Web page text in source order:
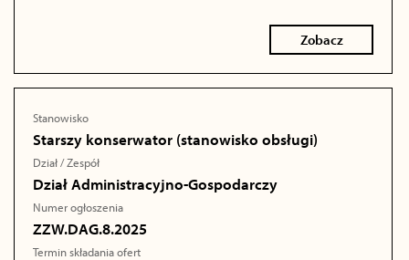
Zobacz
Stanowisko
Starszy konserwator (stanowisko obsługi)
Dział / Zespół
Dział Administracyjno-Gospodarczy
Numer ogłoszenia
ZZW.DAG.8.2025
Termin składania ofert